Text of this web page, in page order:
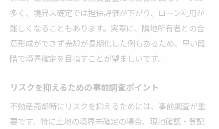
多く、境界未確定では担保評価が下がり、ローン利用が
難しくなることもあります。実際に、隣地所有者との合
意形成ができず売却が長期化した例もあるため、早い段
階で境界確定を目指すことが望ましいです。
リスクを抑えるための事前調査ポイント
不動産売却時にリスクを抑えるためには、事前調査が重
要です。特に土地の境界未確定の場合、現地確認・登記